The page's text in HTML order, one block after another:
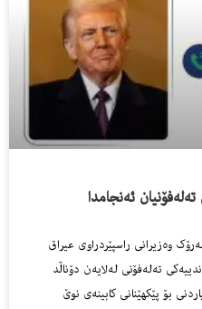
ئەنجامدا
وەزیرانی راسپێردراوی عیراق
تەلەفۆنی لەلایەن دۆناڵد
بۆ پێکهێنانی کابینەی نوێ